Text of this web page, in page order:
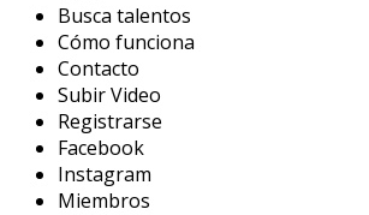
Busca talentos
Cómo funciona
Contacto
Subir Video
Registrarse
Facebook
Instagram
Miembros